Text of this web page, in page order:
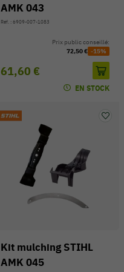
AMK 043
Réf. : 6909-007-1083
61,60 €
Prix public conseillé:
72,50 € -15%
EN STOCK
Kit mulching STIHL
AMK 045